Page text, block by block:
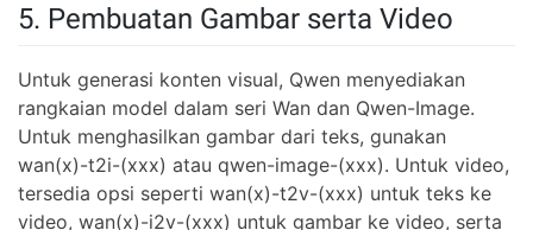
5. Pembuatan Gambar serta Video
Untuk generasi konten visual, Qwen menyediakan
rangkaian model dalam seri Wan dan Qwen-Image.
Untuk menghasilkan gambar dari teks, gunakan
wan(x)-t2i-(xxx) atau qwen-image-(xxx). Untuk video,
tersedia opsi seperti wan(x)-t2v-(xxx) untuk teks ke
video, wan(x)-i2v-(xxx) untuk gambar ke video, serta